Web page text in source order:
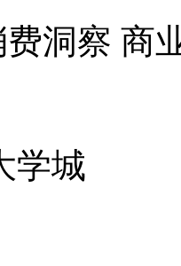
洞察 商
学城